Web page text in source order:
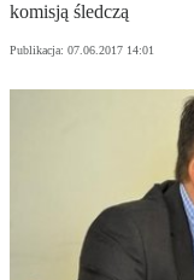
komisją śledczą
Publikacja: 07.06.2017 14:01